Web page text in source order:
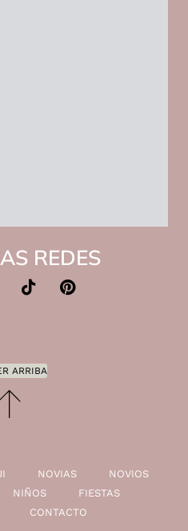
REDES
ARRIBA
NOVIAS
NOVIOS
NIÑOS
FIESTAS
CONTACTO